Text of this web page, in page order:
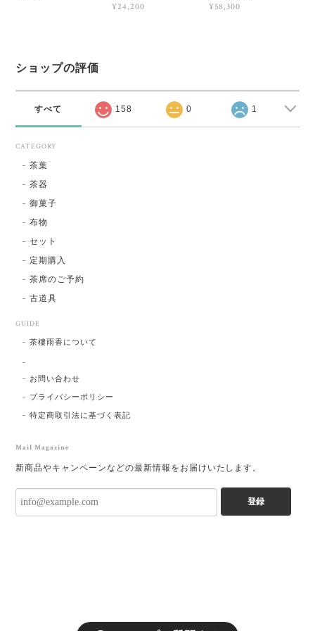
¥24,200
¥58,300
ショップの評価
すべて 158 0 1
CATEGORY
茶葉
茶器
御菓子
布物
セット
定期購入
茶席のご予約
古道具
GUIDE
茶樓雨香について
お問い合わせ
プライバシーポリシー
特定商取引法に基づく表記
Mail Magazine
新商品やキャンペーンなどの最新情報をお届けいたします。
登録